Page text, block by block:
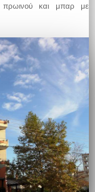
πρωινού και μπαρ με